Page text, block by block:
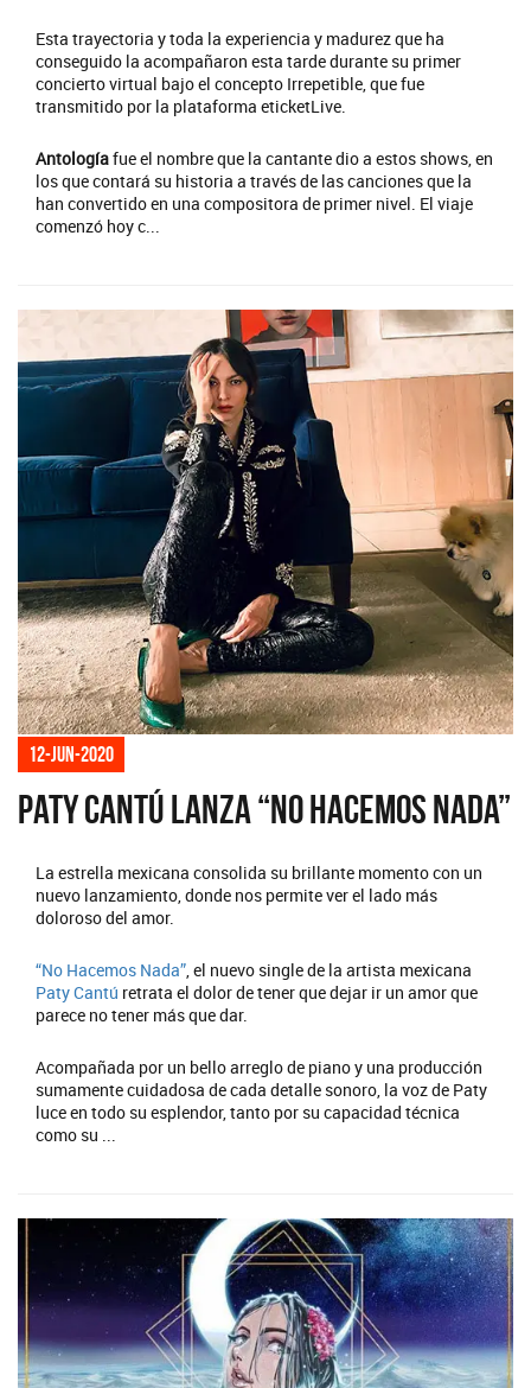
Esta trayectoria y toda la experiencia y madurez que ha
conseguido la acompañaron esta tarde durante su primer
concierto virtual bajo el concepto Irrepetible, que fue
transmitido por la plataforma eticketLive.
Antologíafue el nombre que la cantante dio a estos shows, en
los que contará su historia a través de las canciones que la
han convertido en una compositora de primer nivel. El viaje
comenzó hoy c...
12-jun-2020
Paty Cantú lanza “No Hacemos Nada”
La estrella mexicana consolida su brillante momento con un
nuevo lanzamiento, donde nos permite ver el lado más
doloroso del amor.
“No Hacemos Nada”, el nuevo single de la artista mexicana
Paty Cantú retrata el dolor de tener que dejar ir un amor que
parece no tener más que dar.
Acompañada por un bello arreglo de piano y una producción
sumamente cuidadosa de cada detalle sonoro, la voz de Paty
luce en todo su esplendor, tanto por su capacidad técnica
como su ...